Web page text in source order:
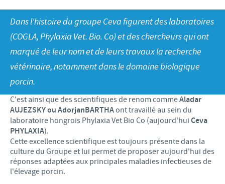
Notre mission
Nos valeurs
Recherche et développement
Production
Porcs
Volailles
Importance de la responsabilité
Contributions
Programmes de soutien
Partenariats commerciaux et scientifiques
ACTUALITÉS
Actualités internationales
Actualités au sein du Benelux
OFFRES D'EMPLOI
Offres d'emploi internationales
Offres d'emploi au sein du Benelux
CONTACT
Dans l'histoire du groupe Ceva figurent des laboratoires
(COGLA, Phylaxia Vet. Bio. Co) et des chercheurs qui ont
marqué de leur nom et de leurs travaux la recherche
vétérinaire, notamment dans le domaine biologique
porcin.
C'est ainsi que des scientifiques de renom commeAladar
AUJEZSKY ou AdorjanBARTHAont travaillé au sein du
laboratoire hongrois Phylaxia Vet Bio Co (aujourd'hui Ceva
PHYLAXIA).
Cette excellence scientifique est toujours présente dans la
culture du Groupe et lui permet de proposer aujourd'hui des
réponses adaptées aux principales maladies infectieuses de
l'élevage porcin.